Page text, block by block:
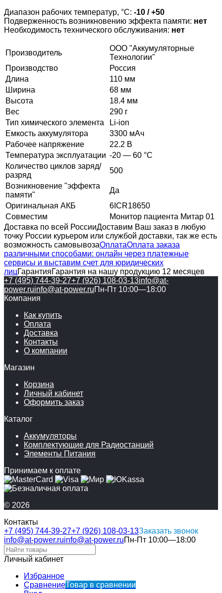
Диапазон рабочих температур, °С: -10 / +50
Подверженность возникновению эффекта памяти: нет
Необходимость технического обслуживания: нет
Производитель
ООО "Аккумуляторные
Технологии"
Производство
Россия
Длина
110 мм
Ширина
68 мм
Высота
18.4 мм
Вес
290 г
Тип химического элемента
Li-ion
Емкость аккумулятора
3300 мАч
Рабочее напряжение
22.2 В
Температура эксплуатации -20 — 60 °C
Количество циклов заряд/
разряд
500
Возникновение "эффекта
памяти"
Да
Оригинальная АКБ
6ICR18650
Совместим
Монитор пациента Митар 01
Доставка по всей РоссииДоставим Ваш заказ в любую
точку России курьером или службой доставки, так же есть
возможность самовывозаОплатаОплата заказа
различными способами: онлайн через платежные
сервисы и выставим счет для юридических
лицГарантияГарантия на нашу продукцию 12 месяцев
+7 (495) 744-39-27+7 (926) 108-03-13info@at-
power.ruinfo@at-power.ruПн-Пт 10:00—18:00
Компания
Как купить
Оплата
Доставка
Контакты
О компании
Магазин
Корзина
Личный кабинет
Оформить заказ
Каталог
Аккумуляторы
Комплектующие для Радиостанций
Элементы Питания
Принимаем к оплате
© 2026
Контакты
+7 (495) 744-39-27+7 (926) 108-03-13Заказать звонок
info@at-power.ruinfo@at-power.ruПн-Пт 10:00—18:00
Личный кабинет
Избранное
СравнениеТовар в сравнении